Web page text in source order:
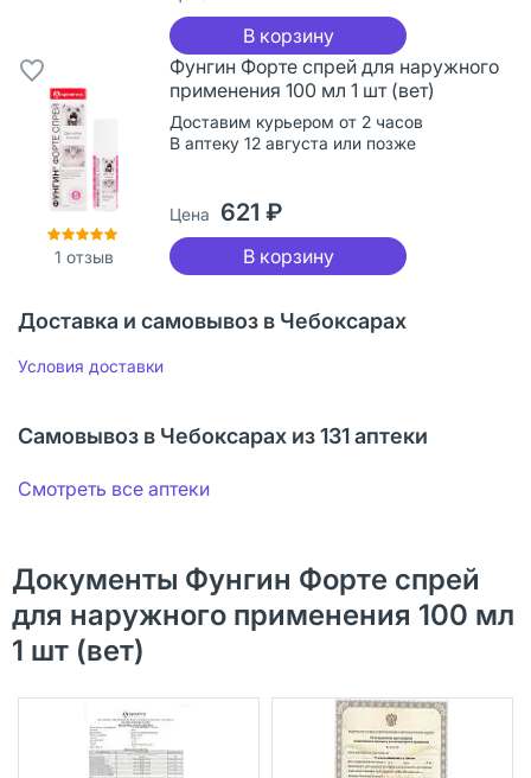
В корзину
1 отзыв
Фунгин Форте спрей для наружного
применения 100 мл 1 шт (вет)
Доставим курьером от 2 часов
В аптеку 12 августа или позже
Цена 621 ₽
В корзину
Доставка и самовывоз в Чебоксарах
Условия доставки
Самовывоз в Чебоксарах из 131 аптеки
Смотреть все аптеки
Документы Фунгин Форте спрей
для наружного применения 100 мл
1 шт (вет)